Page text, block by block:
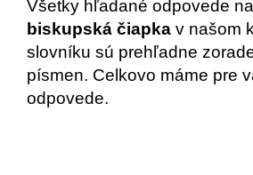
Všetky hľadané odpovede
biskupská čiapka v našom
slovníku sú prehľadne
písmen. Celkovo máme pre
odpovede.